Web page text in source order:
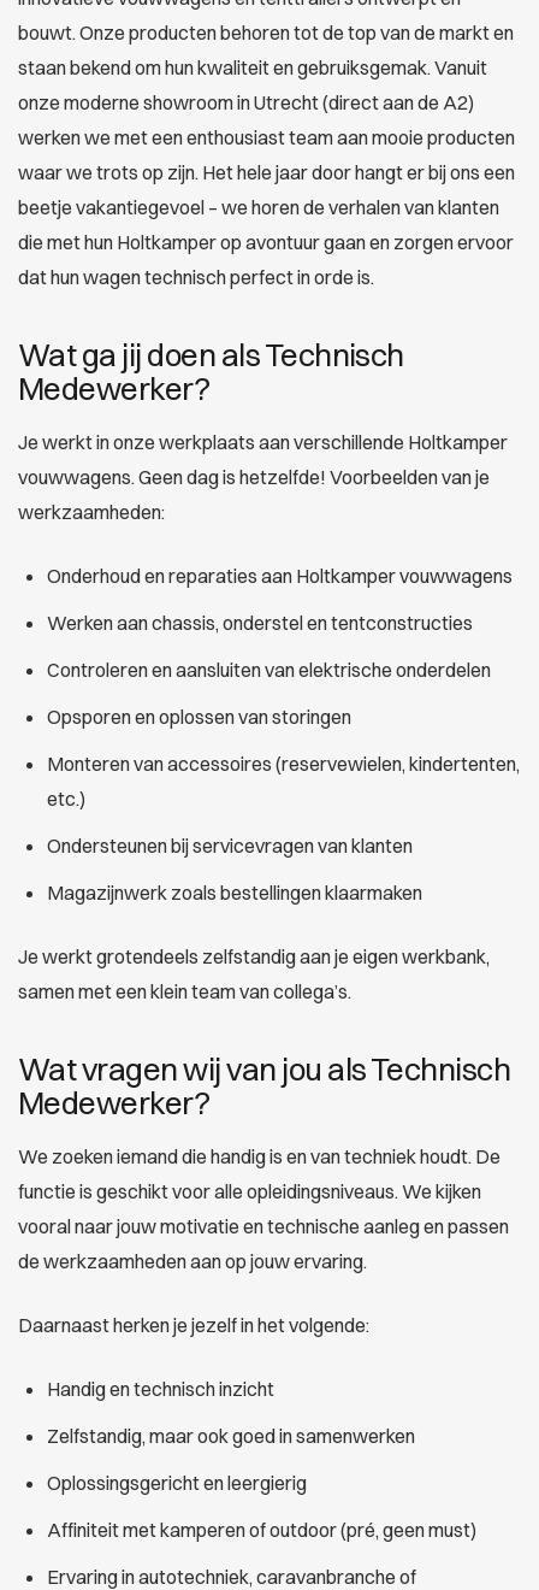
bouwt. Onze producten behoren tot de top van de markt en
staan bekend om hun kwaliteit en gebruiksgemak. Vanuit
onze moderne showroom in Utrecht (direct aan de A2)
werken we met een enthousiast team aan mooie producten
waar we trots op zijn. Het hele jaar door hangt er bij ons een
beetje vakantiegevoel – we horen de verhalen van klanten
die met hun Holtkamper op avontuur gaan en zorgen ervoor
dat hun wagen technisch perfect in orde is.
Wat ga jij doen als Technisch
Medewerker?
Je werkt in onze werkplaats aan verschillende Holtkamper
vouwwagens. Geen dag is hetzelfde! Voorbeelden van je
werkzaamheden:
Onderhoud en reparaties aan Holtkamper vouwwagens
Werken aan chassis, onderstel en tentconstructies
Controleren en aansluiten van elektrische onderdelen
Opsporen en oplossen van storingen
Monteren van accessoires (reservewielen, kindertenten,
etc.)
Ondersteunen bij servicevragen van klanten
Magazijnwerk zoals bestellingen klaarmaken
Je werkt grotendeels zelfstandig aan je eigen werkbank,
samen met een klein team van collega’s.
Wat vragen wij van jou als Technisch
Medewerker?
We zoeken iemand die handig is en van techniek houdt. De
functie is geschikt voor alle opleidingsniveaus. We kijken
vooral naar jouw motivatie en technische aanleg en passen
de werkzaamheden aan op jouw ervaring.
Daarnaast herken je jezelf in het volgende:
Handig en technisch inzicht
Zelfstandig, maar ook goed in samenwerken
Oplossingsgericht en leergierig
Affiniteit met kamperen of outdoor (pré, geen must)
Ervaring in autotechniek, caravanbranche of